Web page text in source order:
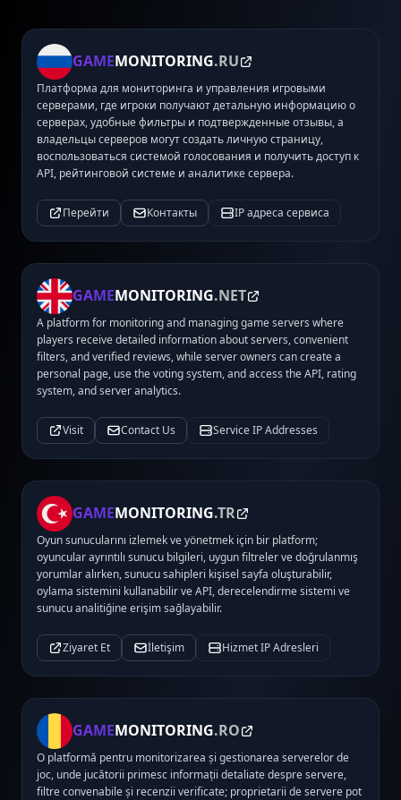
GAMEMONITORING.RU
Платформа для мониторинга и управления игровыми
серверами, где игроки получают детальную информацию о
серверах, удобные фильтры и подтвержденные отзывы, а
владельцы серверов могут создать личную страницу,
воспользоваться системой голосования и получить доступ к
API, рейтинговой системе и аналитике сервера.
Перейти Контакты IP адреса сервиса
GAMEMONITORING.NET
A platform for monitoring and managing game servers where
players receive detailed information about servers, convenient
filters, and verified reviews, while server owners can create a
personal page, use the voting system, and access the API, rating
system, and server analytics.
Visit Contact Us Service IP Addresses
GAMEMONITORING.TR
Oyun sunucularını izlemek ve yönetmek için bir platform;
oyuncular ayrıntılı sunucu bilgileri, uygun filtreler ve doğrulanmış
yorumlar alırken, sunucu sahipleri kişisel sayfa oluşturabilir,
oylama sistemini kullanabilir ve API, derecelendirme sistemi ve
sunucu analitiğine erişim sağlayabilir.
Ziyaret Et İletişim Hizmet IP Adresleri
GAMEMONITORING.RO
O platformă pentru monitorizarea și gestionarea serverelor de
joc, unde jucătorii primesc informații detaliate despre servere,
filtre convenabile și recenzii verificate; proprietarii de servere pot